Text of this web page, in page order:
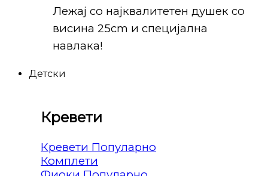
Лежај со најквалитетен душек со
висина 25cm и специјална
навлака!
Детски
Кревети
Кревети
Комплети